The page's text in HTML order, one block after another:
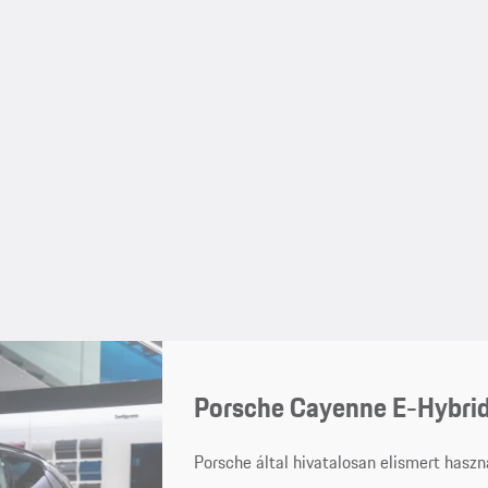
Porsche Cayenne E-
Porsche által hivatalosan elismert